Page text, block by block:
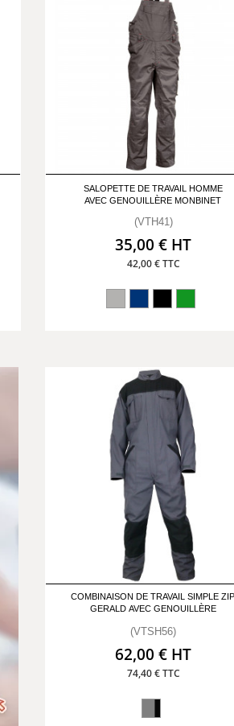
SALOPETTE DE TRAVAIL HOMME
AVEC GENOUILLÈRE MONBINET
(VTH41)
35,00 € HT
42,00 € TTC
COMBINAISON DE TRAVAIL SIMPLE ZIP
GERALD AVEC GENOUILLÈRE
(VTSH56)
62,00 € HT
74,40 € TTC